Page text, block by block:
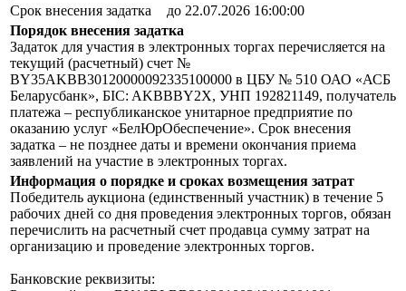
Срок внесения задатка
до 22.07.2026 16:00:00
Порядок внесения задатка
Задаток для участия в электронных торгах перечисляется на
текущий (расчетный) счет №
BY35AKBB30120000092335100000 в ЦБУ № 510 ОАО «АСБ
Беларусбанк», БIC: AKBBBY2X, УНП 192821149, получатель
платежа – республиканское унитарное предприятие по
оказанию услуг «БелЮрОбеспечение». Срок внесения
задатка – не позднее даты и времени окончания приема
заявлений на участие в электронных торгах.
Информация о порядке и сроках возмещения затрат
Победитель аукциона (единственный участник) в течение 5
рабочих дней со дня проведения электронных торгов, обязан
перечислить на расчетный счет продавца сумму затрат на
организацию и проведение электронных торгов.
Банковские реквизиты: